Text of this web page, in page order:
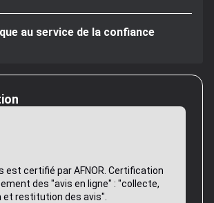
au service de la confiance
est certifié par AFNOR. Certification
des "avis en ligne" : "collecte,
et restitution des avis".